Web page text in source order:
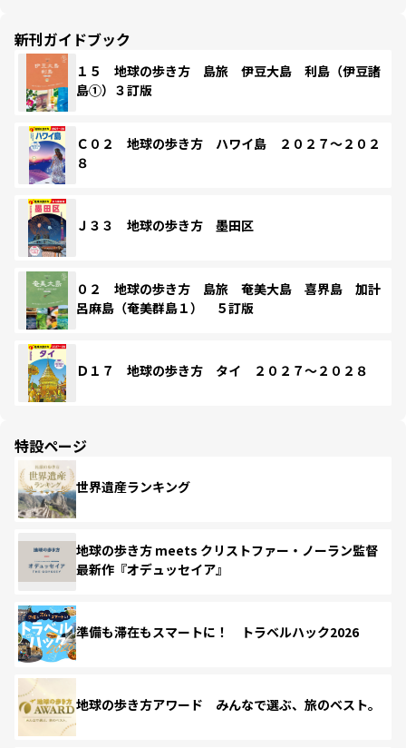
新刊ガイドブック
１５ 地球の歩き方 島旅 伊豆大島 利島（伊豆諸
島①）３訂版
Ｃ０２ 地球の歩き方 ハワイ島 ２０２７～２０２
８
Ｊ３３ 地球の歩き方 墨田区
０２ 地球の歩き方 島旅 奄美大島 喜界島 加計
呂麻島（奄美群島１） ５訂版
Ｄ１７ 地球の歩き方 タイ ２０２７～２０２８
特設ページ
世界遺産ランキング
地球の歩き方 meets クリストファー・ノーラン監督
最新作『オデュッセイア』
準備も滞在もスマートに！ トラベルハック2026
地球の歩き方アワード みんなで選ぶ、旅のベスト。